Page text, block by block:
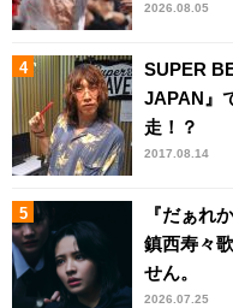
2026.08.05
SUPER
JAPAN』
走！？
2017.08.14
『だぁれ
鎮西寿々
せん。
2026.07.25